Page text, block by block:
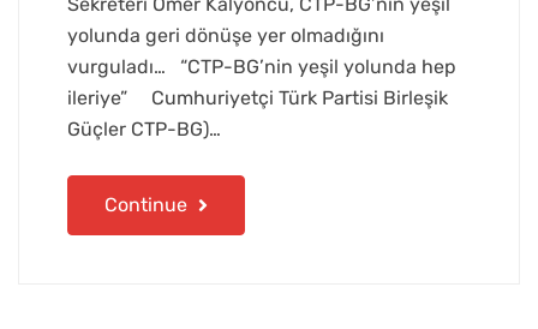
yolunda geri dönüşe yer olmadığını
vurguladı… “CTP-BG’nin yeşil yolunda hep
ileriye” Cumhuriyetçi Türk Partisi Birleşik
Güçler CTP-BG)…
Continue